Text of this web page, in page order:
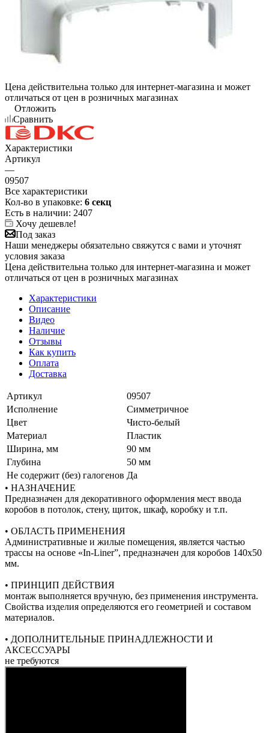
Цена действительна только для интернет-магазина и может
отличаться от цен в розничных магазинах
Отложить
Сравнить
Характеристики
Артикул
—
09507
Все характеристики
Кол-во в упаковке: 6 секц
Есть в наличии: 2407
Хочу дешевле!
Под заказ
Наши менеджеры обязательно свяжутся с вами и уточнят
условия заказа
Цена действительна только для интернет-магазина и может
отличаться от цен в розничных магазинах
Характеристики
Описание
Видео
Наличие
Отзывы
Как купить
Оплата
Доставка
Артикул
09507
Исполнение
Симметричное
Цвет
Чисто-белый
Материал
Пластик
Ширина, мм
90 мм
Глубина
50 мм
Не содержит (без) галогенов Да
• НАЗНАЧЕНИЕ
Предназначен для декоративного оформления мест ввода
коробов в потолок, стену, щиток, шкаф, коробку и т.п.
• ОБЛАСТЬ ПРИМЕНЕНИЯ
Административные и жилые помещения, является частью
трассы на основе «In-Liner”, предназначен для коробов 140х50
мм.
• ПРИНЦИП ДЕЙСТВИЯ
монтаж выполняется вручную, без применения инструмента.
Свойства изделия определяются его геометрией и составом
материалов.
• ДОПОЛНИТЕЛЬНЫЕ ПРИНАДЛЕЖНОСТИ И
АКСЕССУАРЫ
не требуются